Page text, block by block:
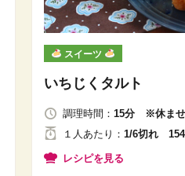
スイーツ
いちじくタルト
調理時間： 15分 ※休ませ
１人あたり ： 1/6切れ 154
レシピを見る